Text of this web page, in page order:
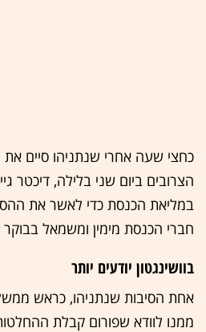
כחצי שעה אחרי שנתניהו סיים את
הצרובים ביום שני בלילה, דיכטר
במליאת הכנסת כדי לאשר את
חברי הכנסת מימין ומשמאל בבוקר
בוושינגטון יודעים יותר
אחת הסיבות שנתניהו, כראש
ממנו לוודא שפורום קבלת